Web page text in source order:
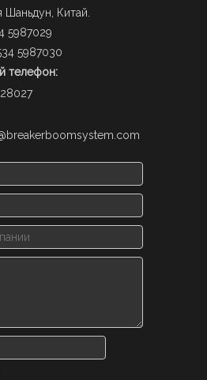
Шаньдун, Китай.
5987029
5987030
телефон: